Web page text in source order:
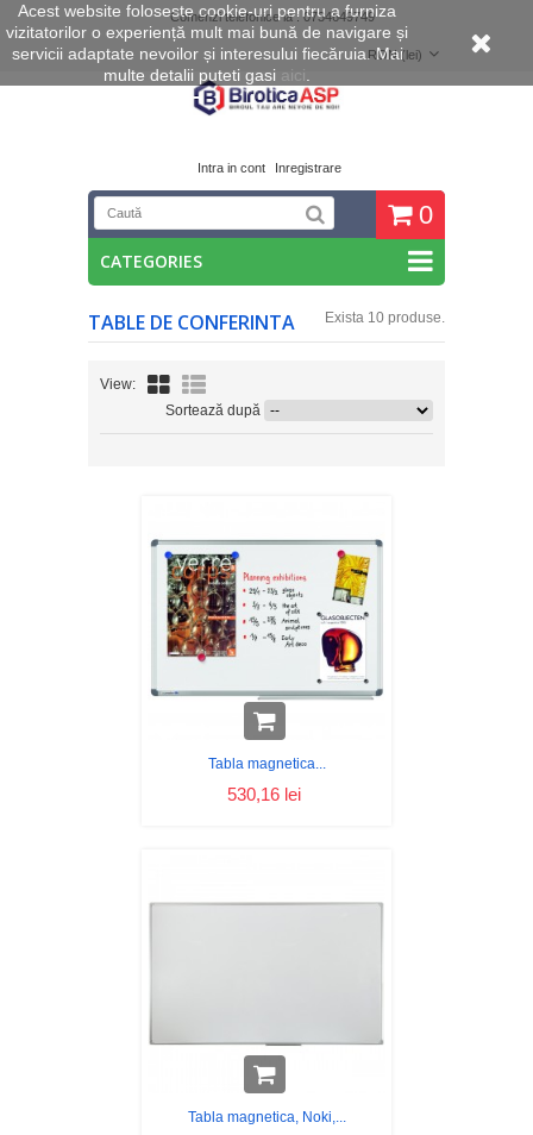
Comenzi telefonice la : 0734649749
RON (lei)
0
Intra in cont Inregistrare
CATEGORIES
TABLE DE CONFERINTA Exista 10 produse.
View:
Sortează după
Tabla magnetica...
530,16 lei
Tabla magnetica, Noki,...
Acest website foloseste cookie-uri pentru a furniza
vizitatorilor o experiență mult mai bună de navigare și
servicii adaptate nevoilor și interesului fiecăruia. Mai
multe detalii puteti gasi aici